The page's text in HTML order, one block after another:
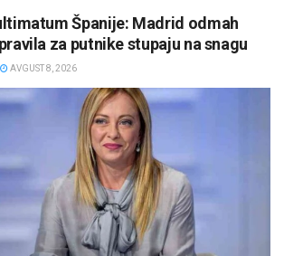
Španije: Madrid odmah
za putnike stupaju na snagu
AVGUST 8, 2026